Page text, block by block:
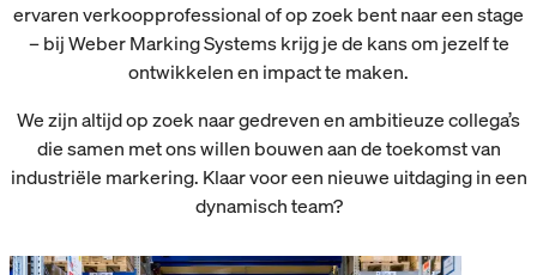
ervaren verkoopprofessional of op zoek bent naar een stage
– bij Weber Marking Systems krijg je de kans om jezelf te
ontwikkelen en impact te maken.
We zijn altijd op zoek naar gedreven en ambitieuze collega’s
die samen met ons willen bouwen aan de toekomst van
industriële markering. Klaar voor een nieuwe uitdaging in een
dynamisch team?